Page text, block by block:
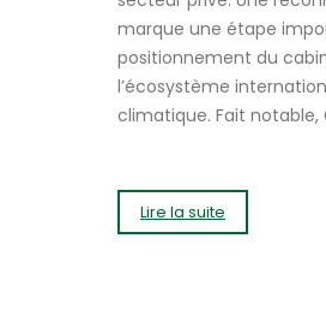
marque une étape
positionnement du
l’écosystème
climatique. Fait notable,
Lire la suite